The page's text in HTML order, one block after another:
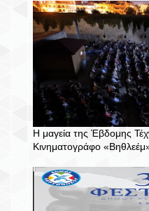
Η μαγεία της Έβδομης
Κινηματογράφο